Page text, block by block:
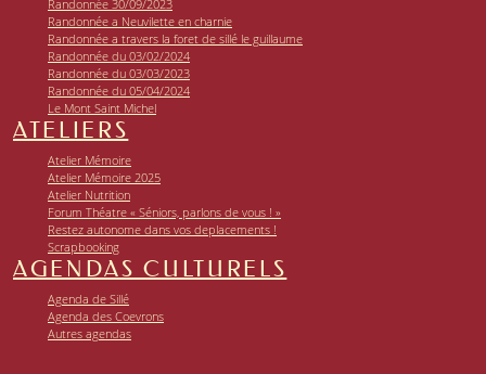
Randonnée 30/09/2023
Randonnée a Neuvilette en charnie
Randonnée a travers la foret de sillé le guillaume
Randonnée du 03/02/2024
Randonnée du 03/03/2023
Randonnée du 05/04/2024
Le Mont Saint Michel
ATELIERS
Atelier Mémoire
Atelier Mémoire 2025
Atelier Nutrition
Forum Théatre « Séniors, parlons de vous ! »
Restez autonome dans vos deplacements !
Scrapbooking
AGENDAS CULTURELS
Agenda de Sillé
Agenda des Coevrons
Autres agendas